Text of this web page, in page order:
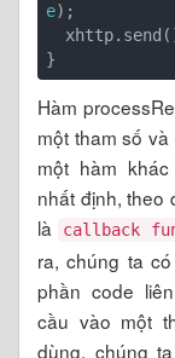
e);
Hàm
một tham số
một hàm
nhất định, theo
là
callback
ra, chúng ta
phần code
cầu vào một
dùng, chúng